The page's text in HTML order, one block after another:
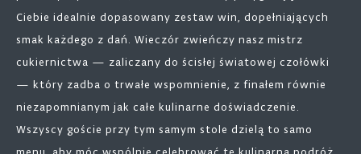
Ciebie idealnie dopasowany zestaw win, dopełniających
smak każdego z dań. Wieczór zwieńczy nasz mistrz
cukiernictwa — zaliczany do ścisłej światowej czołówki
— który zadba o trwałe wspomnienie, z finałem równie
niezapomnianym jak całe kulinarne doświadczenie.
Wszyscy goście przy tym samym stole dzielą to samo